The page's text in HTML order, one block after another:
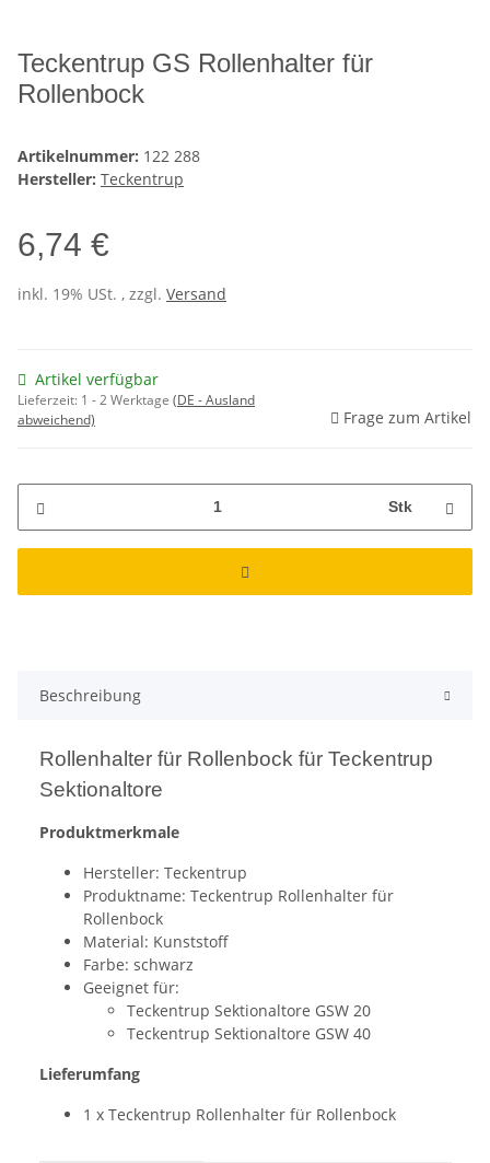
Teckentrup GS Rollenhalter für
Rollenbock
Artikelnummer: 122 288
Hersteller: Teckentrup
6,74 €
inkl. 19% USt. , zzgl. Versand
Artikel verfügbar
Lieferzeit: 1 - 2 Werktage (DE - Ausland
abweichend)
Frage zum Artikel
Stk
Beschreibung
Rollenhalter für Rollenbock für Teckentrup
Sektionaltore
Produktmerkmale
Hersteller: Teckentrup
Produktname: Teckentrup Rollenhalter für
Rollenbock
Material: Kunststoff
Farbe: schwarz
Geeignet für:
Teckentrup Sektionaltore GSW 20
Teckentrup Sektionaltore GSW 40
Lieferumfang
1 x Teckentrup Rollenhalter für Rollenbock